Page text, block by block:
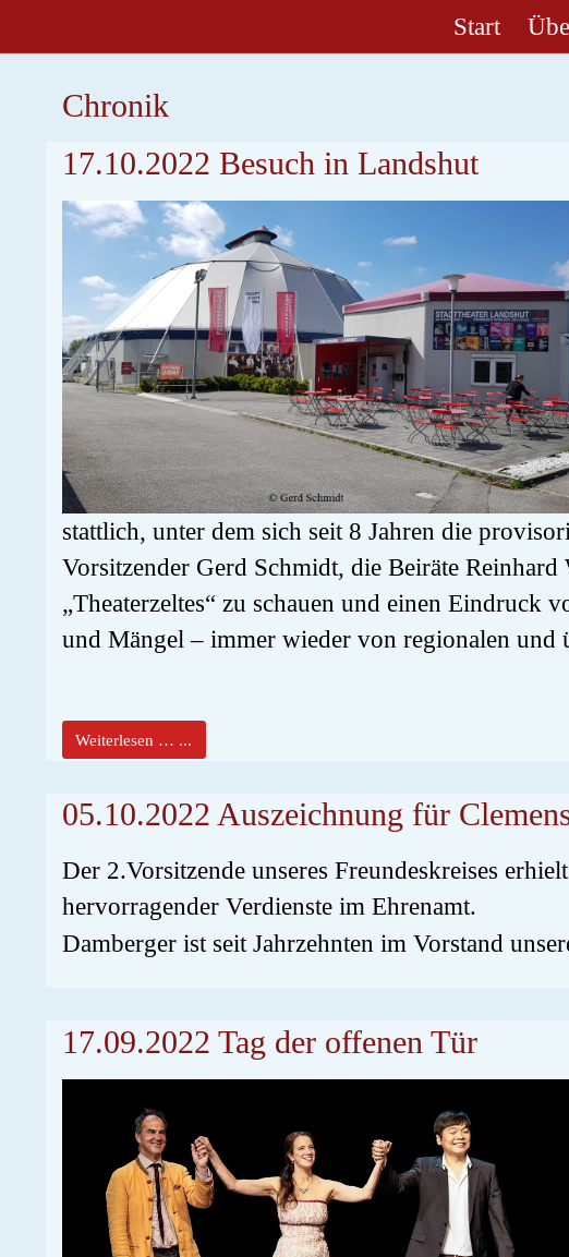
Start
Chronik
17.10.2022 Besuch in Landshut
stattlich, unter dem sich seit 8 Jahren die
Vorsitzender Gerd Schmidt, die Beiräte
„Theaterzeltes“ zu schauen und einen
und Mängel – immer wieder von regionalen und
Weiterlesen … ...
05.10.2022 Auszeichnung für
Der 2.Vorsitzende unseres Freundeskreises
hervorragender Verdienste im Ehrenamt.
Damberger ist seit Jahrzehnten im Vorstand
17.09.2022 Tag der offenen Tür